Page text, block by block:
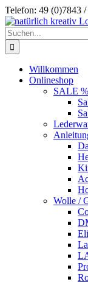
Zum
Inhalt
springen
Telefon: 49 (0)7843
Suche
nach:
Willkommen
Onlineshop
SALE %
Wolle /